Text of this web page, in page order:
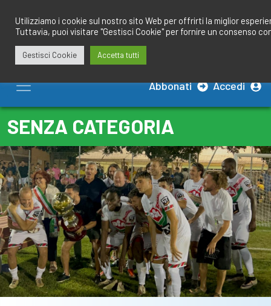
contenuto
Abbonati Accedi
SENZA CATEGORIA
Utilizziamo i cookie sul nostro sito Web per offrirti la miglior
Tuttavia, puoi visitare "Gestisci Cookie" per fornire un consenso
Gestisci Cookie Accetta tutti